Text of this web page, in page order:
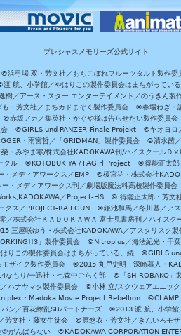
プレシャスメモリーズ公式サイト
©浜弓場 双・芳文社／おちこぼれフルーツタルト製作委
航、小学館／やはりこの製作委員会はまちがってい
／アース・スター エンターテイメント／のうきん
・芳文社／まちカドまぞく製作委員会 ©春場ねぎ・
赤坂アカ／集英社・かぐや様は告らせたい製作委
会 ©GIRLS und PANZER Finale Projekt ©ヤオヨ
・雨宮哲／「GRIDMAN」製作委員会 ©清水茜
みやま零/株式会社KADOKAWA刊/ハイスクールＤ
クル ©KOTOBUKIYA / FAGirl Project ©得能正太郎
メディアワークス／EMP ©榎宮祐・株式会社
・メディアワークス刊／劇場版魔法科高校製作委
／Project-HS © 得能正太郎・芳文
ス／PROJECT-RAILGUN ©鎌池和馬／冬川基／ア
／株式会社ＫＡＤＯＫＡＷＡ 富士見書房刊／ハイスク
三屋咲ゆう・株式会社KADOKAWA／アスタリスク製
」製作委員会 ©Nitroplus／海法紀光・千葉
りこの製作委員会はまちがっている。続 ©GIRLS
ザイク製作委員会 ©2015 丸戸史明・深崎暮人・
なもり/一迅社・七森中ごらく部 ©「SHIROBAKO」
ハナヤマタ製作委員会 ©小林 立/スクウェアエニック
・Madoka Movie Project Rebellion ©CLAMP・
ン／百花繚乱SBパートナーズ ©2013 渡 航、小学館
芳文社・藤女生徒会 ©原悠衣・芳文社／きんいろモザ
がんばらない ©KADOKAWA CORPORATION